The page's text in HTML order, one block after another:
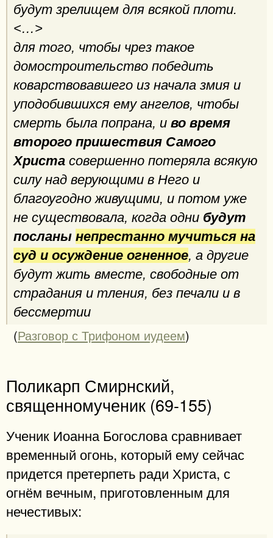
будут зрелищем для всякой плоти.
<…>
для того, чтобы чрез такое
домостроительство победить
коварствовавшего из начала змия и
уподобившихся ему ангелов, чтобы
смерть была попрана, и во время
второго пришествия Самого
Христа совершенно потеряла всякую
силу над верующими в Него и
благоугодно живущими, и потом уже
не существовала, когда одни будут
посланы непрестанно мучиться на
суд и осуждение огненное, а другие
будут жить вместе, свободные от
страдания и тления, без печали и в
бессмертии
(Разговор с Трифоном иудеем)
Поликарп Смирнский,
священномученик (69-155)
Ученик Иоанна Богослова сравнивает
временный огонь, который ему сейчас
придется претерпеть ради Христа, с
огнём вечным, приготовленным для
нечестивых: